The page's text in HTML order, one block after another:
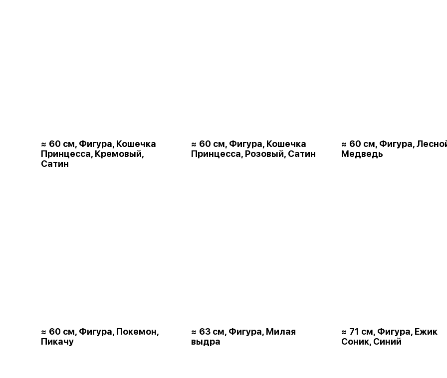
≈ 60 см, Фигура, Кошечка
Принцесса, Кремовый,
Сатин
≈ 60 см, Фигура, Кошечка
Принцесса, Розовый, Сатин
≈ 60 см, Фигура,
Медведь
≈ 60 см, Фигура, Покемон,
Пикачу
≈ 63 см, Фигура, Милая
выдра
≈ 71 см, Фигура, Ежик
Соник, Синий